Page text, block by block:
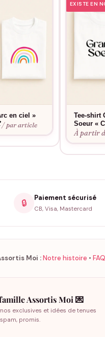
en ciel »
/ par article
EXISTE EN
Tee-shirt
Soeur «
À partir
🔒 Paiement sécurisé
CB, Visa, Mastercard
Moi :Notre histoire • FAQ
Assortis Moi 💌
exclusives et idées de tenues
promis.